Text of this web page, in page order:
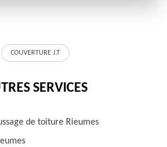
COUVERTURE J.T
SERVICES
de toiture Rieumes